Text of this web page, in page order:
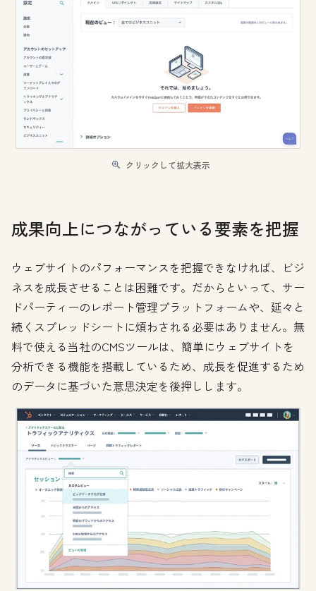
クリックして拡大表示
成果向上につながっている要素を把握
ウェブサイトのパフォーマンスを把握できなければ、ビジ
ネスを成長させることは困難です。だからといって、サー
ドパーティーのレポート管理プラットフォームや、延々と
続くスプレッドシートに煩わされる必要はありません。無
料で使える当社のCMSツールは、簡単にウェブサイトを
分析できる機能を搭載しているため、成長を促進するため
のデータに基づいた意思決定を後押しします。